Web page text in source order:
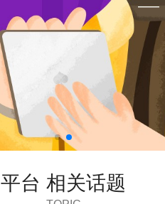
平台 相关话题